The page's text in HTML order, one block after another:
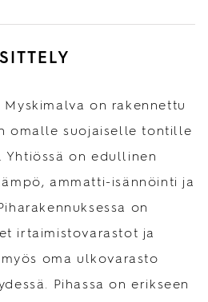
on rakennettu
omalle suojaiselle tontille
Yhtiössä on edullinen
ammatti-isännöinti ja
on
irtaimistovarastot ja
oma ulkovarasto
Pihassa on erikseen